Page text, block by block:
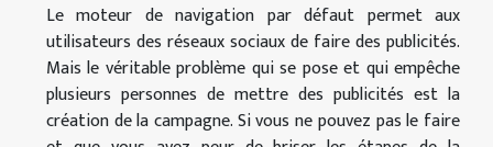
Le moteur de navigation par défaut permet aux
utilisateurs des réseaux sociaux de faire des publicités.
Mais le véritable problème qui se pose et qui empêche
plusieurs personnes de mettre des publicités est la
création de la campagne. Si vous ne pouvez pas le faire